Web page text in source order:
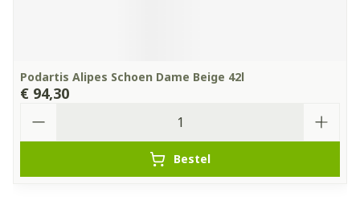
Podartis Alipes Schoen Dame Beige 42l
€ 94,30
Bestel